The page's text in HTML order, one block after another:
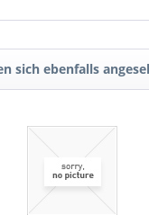
sich ebenfalls